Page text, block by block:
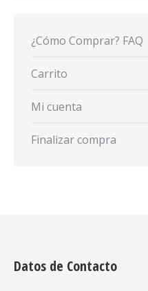
¿Cómo Comprar? FAQ
Carrito
Mi cuenta
Finalizar compra
Datos de Contacto